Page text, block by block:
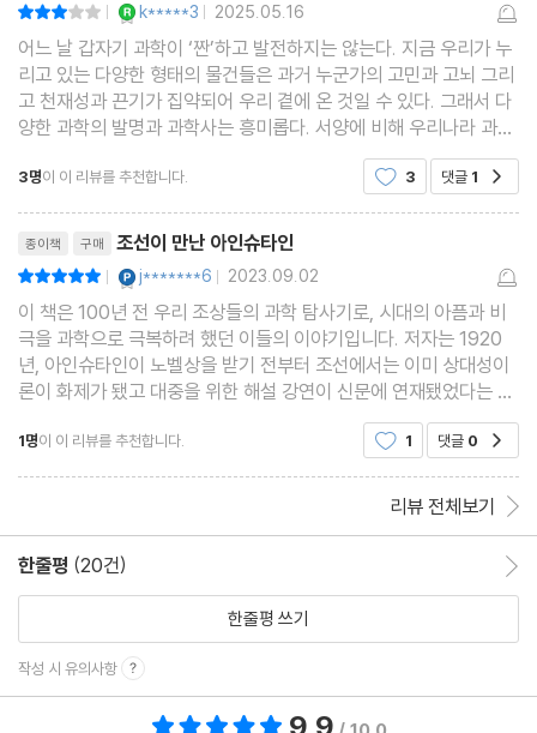
| k*****3 | 2025.05.16
어느 날 갑자기 과학이 ‘짠’하고 발전하지는 않는다. 지금 우리가 누
리고 있는 다양한 형태의 물건들은 과거 누군가의 고민과 고뇌 그리
고 천재성과 끈기가 집약되어 우리 곁에 온 것일 수 있다. 그래서 다
양한 과학의 발명과 과학사는 흥미롭다. 서양에 비해 우리나라 과학
이 뒤처졌을 수 있고, 그래서 더욱 분발해 지금의 우리나라가 존재하
는 것일 수 있겠다. 제목이 참 좋았다. ‘
3명이 이 리뷰를 추천합니다. 3 댓글 1
종이책 구매 조선이 만난 아인슈타인
| j*******6 | 2023.09.02
이 책은 100년 전 우리 조상들의 과학 탐사기로, 시대의 아픔과 비
극을 과학으로 극복하려 했던 이들의 이야기입니다. 저자는 1920
년, 아인슈타인이 노벨상을 받기 전부터 조선에서는 이미 상대성이
론이 화제가 됐고 대중을 위한 해설 강연이 신문에 연재됐었다는 사
실을 전하고 있습니다. 우리 선조들이 서양 과학 흐름에 무지했다는
인식을 바로잡아 주고 있습니다.
1명이 이 리뷰를 추천합니다. 1 댓글 0
리뷰 전체보기
한줄평 (20건)
한줄평 쓰기
작성 시 유의사항